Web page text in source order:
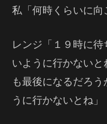
私「何時くらいに向
レンジ「１９時に
いように行かない
も最後になるだろ
うに行かないとね」